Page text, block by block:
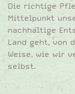
Die richtige
Mittelpunkt
nachhaltige
Land geht, von
Weise, wie wir
selbst.